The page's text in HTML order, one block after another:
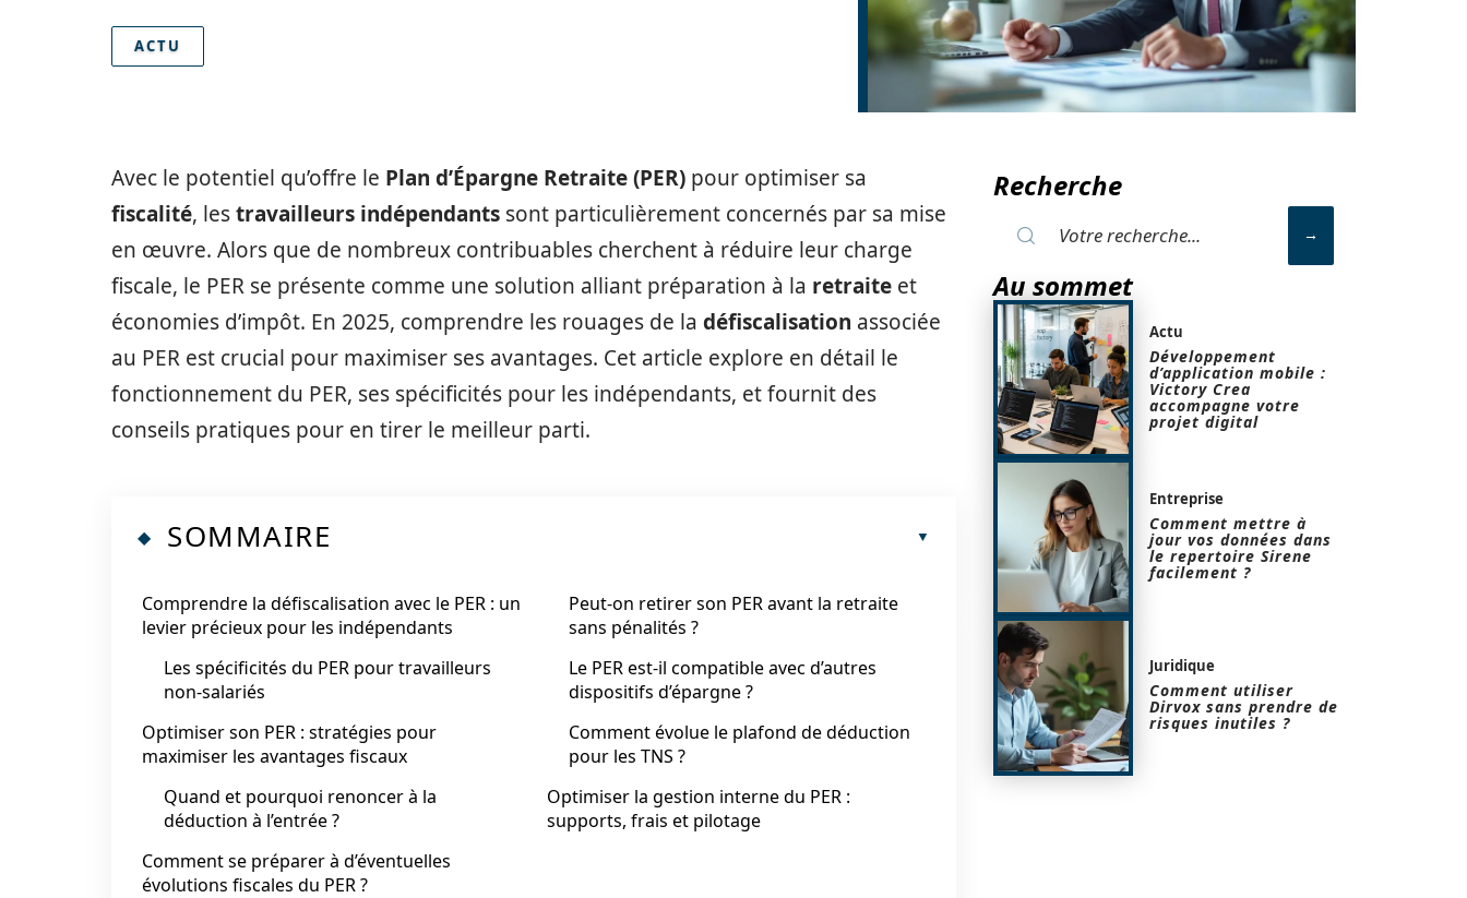
ACTU
Avec le potentiel qu’offre le Plan d’Épargne Retraite (PER) pour optimiser sa
fiscalité, lestravailleurs indépendants sont particulièrement concernés par sa mise
en œuvre. Alors que de nombreux contribuables cherchent à réduire leur charge
fiscale, le PER se présente comme une solution alliant préparation à la retraite et
économies d’impôt. En 2025, comprendre les rouages de la défiscalisation associée
au PER est crucial pour maximiser ses avantages. Cet article explore en détail le
fonctionnement du PER, ses spécificités pour les indépendants, et fournit des
conseils pratiques pour en tirer le meilleur parti.
SOMMAIRE
Comprendre la défiscalisation avec le PER : un
levier précieux pour les indépendants
Les spécificités du PER pour travailleurs
non-salariés
Optimiser son PER : stratégies pour
maximiser les avantages fiscaux
Quand et pourquoi renoncer à la
déduction à l’entrée ?
Comment se préparer à d’éventuelles
évolutions fiscales du PER ?
Peut-on retirer son PER avant la retraite
sans pénalités ?
Le PER est-il compatible avec d’autres
dispositifs d’épargne ?
Comment évolue le plafond de déduction
pour les TNS ?
Optimiser la gestion interne du PER :
supports, frais et pilotage
Recherche
Au sommet
Actu
Développement
d’application mobile :
Victory Crea
accompagne votre
projet digital
Entreprise
Comment mettre à
jour vos données dans
le repertoire Sirene
facilement ?
Juridique
Comment utiliser
Dirvox sans prendre de
risques inutiles ?